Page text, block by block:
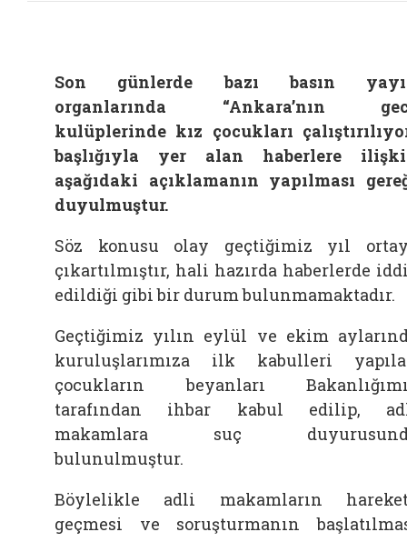
Son günlerde bazı basın
organlarında “Ankara’nın
kulüplerinde kız çocukları
başlığıyla yer alan haberlere
aşağıdaki açıklamanın yapılması
duyulmuştur.
Söz konusu olay geçtiğimiz yıl
çıkartılmıştır, hali hazırda haberlerde
edildiği gibi bir durum bulunmamaktadır.
Geçtiğimiz yılın eylül ve ekim
kuruluşlarımıza ilk kabulleri
çocukların beyanları
tarafından ihbar kabul edilip,
makamlara suç
bulunulmuştur.
Böylelikle adli makamların
geçmesi ve soruşturmanın